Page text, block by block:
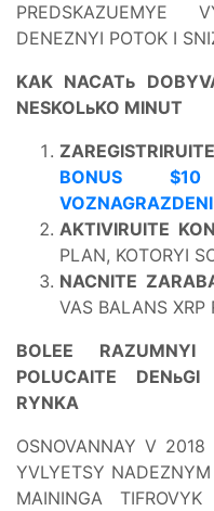
PREDSKAZUEMYE
DENEZNYI POTOK I
KAK NACATь
NESKOLьKO MINUT
BONUS $10
AKTIVIRUITE
PLAN, KOTORYI
NACNITE
VAS BALANS XRP
BOLEE
POLUCAITE
RYNKA
OSNOVANNAY V
YVLYETSY
MAININGA